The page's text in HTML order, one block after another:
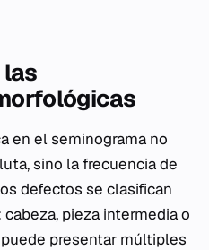
en el seminograma no
sino la frecuencia de
defectos se clasifican
pieza intermedia o
presentar múltiples